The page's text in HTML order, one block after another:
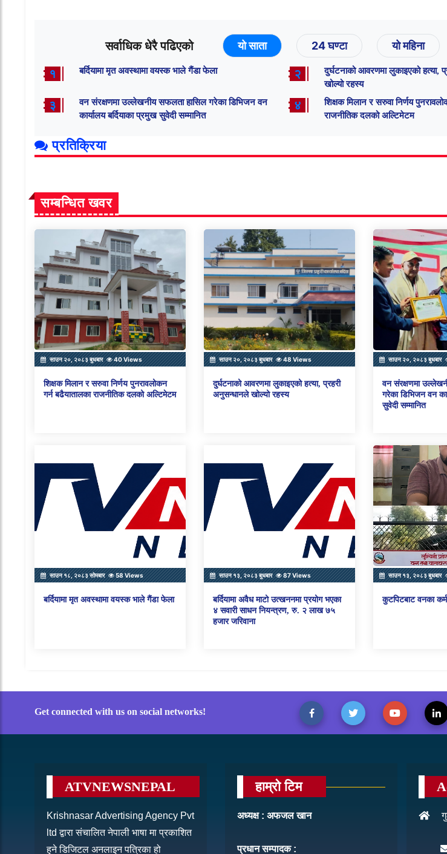
सर्वाधिक धेरै पढिएको यो साता 24 घण्टा यो महिना
१ बर्दियामा मृत अवस्थामा वयस्क भाले गैंडा फेला २
दुर्घटनाको आवरणमा लुकाइएको हत्या,
खोल्यो रहस्य
३
वन संरक्षणमा उल्लेखनीय सफलता हासिल गरेका डिभिजन वन
कार्यालय बर्दियाका प्रमुख सुवेदी सम्मानित
४
शिक्षक मिलान र सरुवा निर्णय
राजनीतिक दलको अल्टिमेटम
प्रतिक्रिया
सम्बन्धित खवर
साउन २०, २०८३ बुधबार 40 Views
शिक्षक मिलान र सरुवा निर्णय पुनरावलोकन
गर्न बढैयातालका राजनीतिक दलको अल्टिमेटम
साउन २०, २०८३ बुधबार 48 Views
दुर्घटनाको आवरणमा लुकाइएको हत्या, प्रहरी
अनुसन्धानले खोल्यो रहस्य
साउन २०, २०८३ बुधबार
वन संरक्षणमा
गरेका डिभिजन वन
सुवेदी सम्मानित
साउन १८, २०८३ सोमबार 58 Views
बर्दियामा मृत अवस्थामा वयस्क भाले गैंडा फेला
साउन १३, २०८३ बुधबार 87 Views
बर्दियामा अवैध माटो उत्खननमा प्रयोग भएका
४ सवारी साधन नियन्त्रण, रु. २ लाख ७५
हजार जरिवाना
साउन १३, २०८३ बुधबार
कुटपिटबाट वनका
Get connected with us on social networks!
ATVNEWSNEPAL
Krishnasar Advertising Agency Pvt
ltd द्वारा संचालित नेपाली भाषा मा प्रकाशित
हुने डिजिटल अनलाइन पत्रिका हो
हाम्रो टिम
अध्यक्ष : अफजल खान
प्रधान सम्पादक :